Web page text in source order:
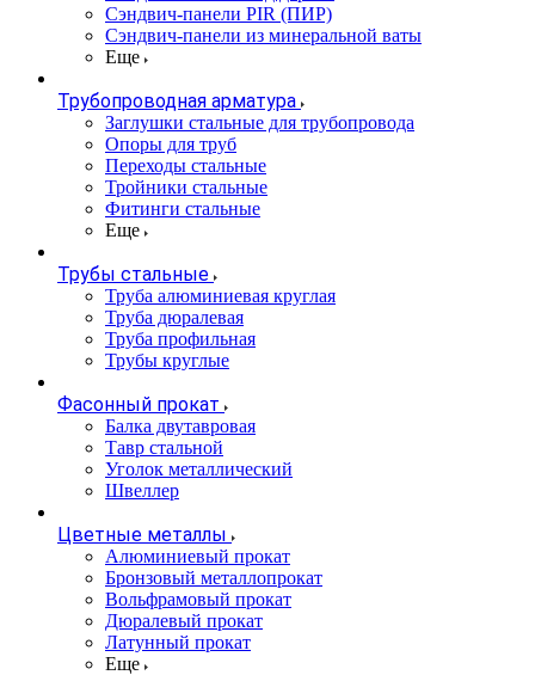
Сэндвич-панели PIR (ПИР)
Сэндвич-панели из минеральной ваты
Еще
Трубопроводная арматура
Заглушки стальные для трубопровода
Опоры для труб
Переходы стальные
Тройники стальные
Фитинги стальные
Еще
Трубы стальные
Труба алюминиевая круглая
Труба дюралевая
Труба профильная
Трубы круглые
Фасонный прокат
Балка двутавровая
Тавр стальной
Уголок металлический
Швеллер
Цветные металлы
Алюминиевый прокат
Бронзовый металлопрокат
Вольфрамовый прокат
Дюралевый прокат
Латунный прокат
Еще